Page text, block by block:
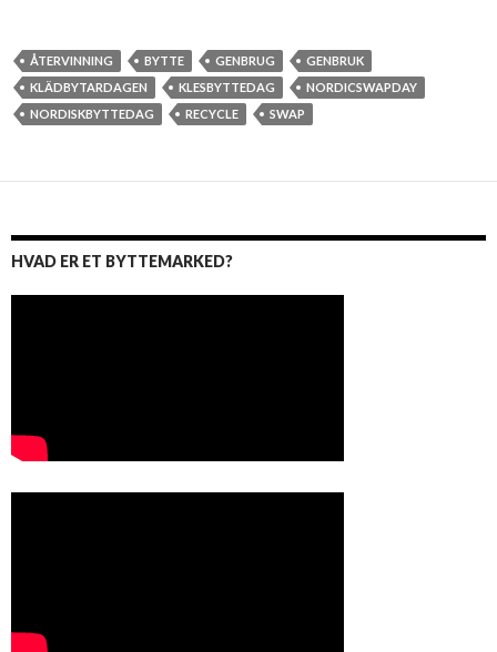
ÅTERVINNING BYTTE GENBRUG
GENBRUK
KLÄDBYTARDAGEN
KLESBYTTEDAG
NORDICSWAPDAY
NORDISKBYTTEDAG
RECYCLE SWAP
HVAD ER ET BYTTEMARKED?